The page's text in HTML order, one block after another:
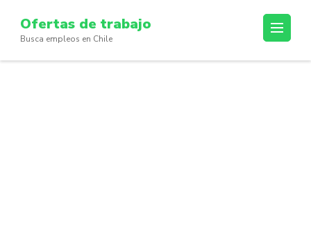
content
(Press
Ofertas de trabajo
Busca empleos en Chile